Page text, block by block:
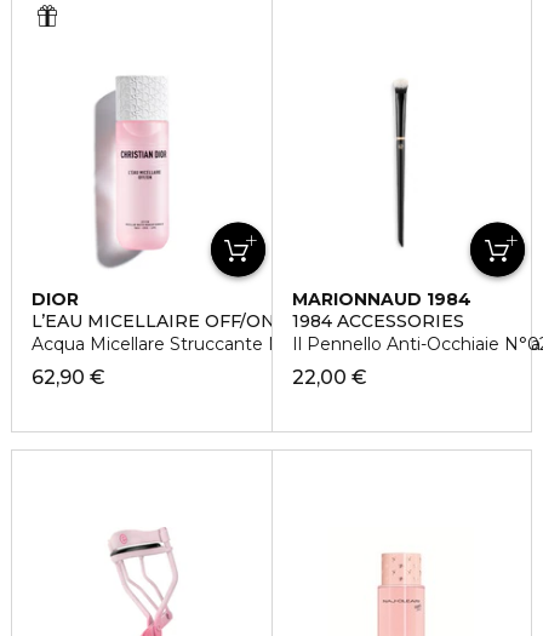
DIOR
L’EAU MICELLAIRE OFF/ON
Acqua Micellare Struccante Make-Up per Viso, Occhi, Labbra
62,90 €
MARIONNAUD 1984
1984 ACCESSORIES
Il Pennello Anti-Occhiaie
22,00 €